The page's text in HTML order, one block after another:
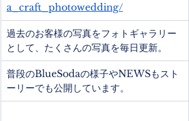
a_craft_photowedding/
過去のお客様の写真をフォトギャラリー
として、たくさんの写真を毎日更新。
普段のBlueSodaの様子やNEWSもスト
ーリーでも公開しています。